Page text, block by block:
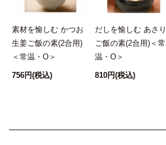
素材を愉しむ かつお
生姜ご飯の素(2合用)
＜常温・O＞
756円(税込)
だしを愉しむ あさり
ご飯の素(2合用)＜常
温・O＞
810円(税込)